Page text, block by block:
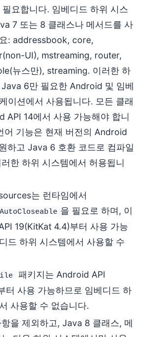
요합니다. 임베디드 하위 시스
7 또는 8 클래스나 메서드를 사
: addressbook, core,
UI), mstreaming, router,
뉴스만), streaming. 이러한 하
6만 필요한 Android 및 임베
이션에서 사용됩니다. 모든 클래
API 14에서 사용 가능해야 합니
어 기능은 현재 버전의 Android
하고 Java 6 호환 코드로 컴파일
한 하위 시스템에서 허용됩니
는 런타임에서
을 필요로 하며, 이
19(KitKat 4.4)부터 사용 가능
드 하위 시스템에서 사용할 수
패키지는 Android API
터 사용 가능하므로 임베디드 하
사용할 수 없습니다.
을 제외하고, Java 8 클래스, 메